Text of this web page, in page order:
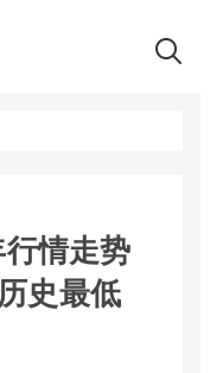
情走势
史最低